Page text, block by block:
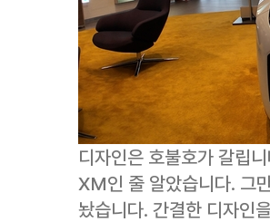
디자인은 호불호가 갈립
XM인 줄 알았습니다. 그
놨습니다. 간결한 디자인